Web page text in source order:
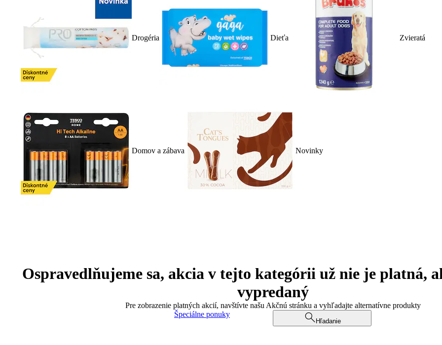
Drogéria Dieťa Zvieratá
Domov a zábava Novinky
Ospravedlňujeme sa, akcia v tejto kategórii už nie je platná,
vypredaný
Pre zobrazenie platných akcií, navštívte našu Akčnú stránku a vyhľadajte alternatívne produkty
Špeciálne ponuky
Hľadanie